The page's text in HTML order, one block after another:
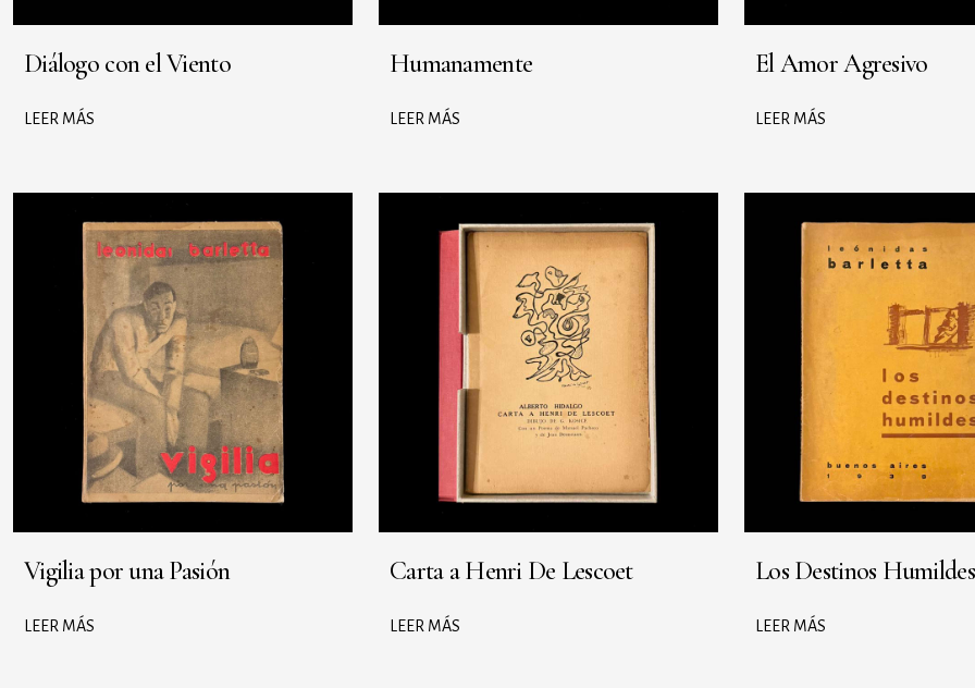
Diálogo con el Viento
LEER MÁS
Humanamente
LEER MÁS
El Amor Agresivo
LEER MÁS
Vigilia por una Pasión
LEER MÁS
Carta a Henri De Lescoet
LEER MÁS
Los Destinos Humildes
LEER MÁS